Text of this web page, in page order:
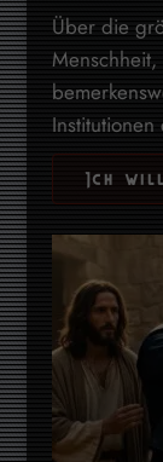
Über die
Ich